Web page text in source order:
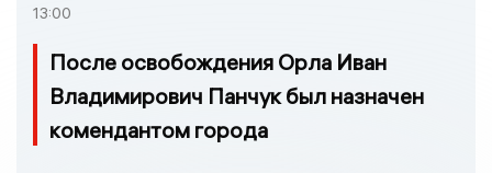
13:00
После освобождения Орла Иван
Владимирович Панчук был назначен
комендантом города